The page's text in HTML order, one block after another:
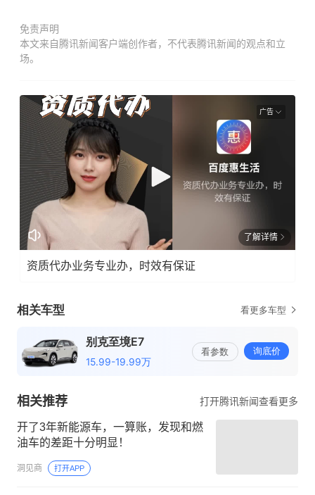
免责声明
本文来自腾讯新闻客户端创作者，不代表腾讯新闻的观点和立
场。
广告
了解详情
资质代办业务专业办，时效有保证
相关推荐 打开腾讯新闻查看更多
开了3年新能源车，一算账，发现和燃
油车的差距十分明显！
洞见商 打开APP